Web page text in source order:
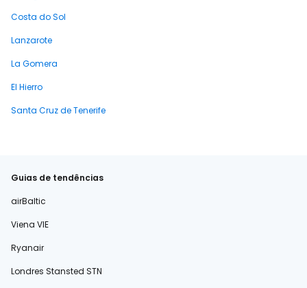
Costa do Sol
Lanzarote
La Gomera
El Hierro
Santa Cruz de Tenerife
Guias de tendências
airBaltic
Viena VIE
Ryanair
Londres Stansted STN